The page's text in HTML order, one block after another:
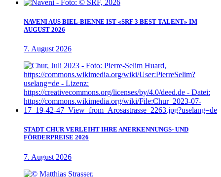
NAVENI AUS BIEL-BIENNE IST «SRF 3 BEST TALENT» IM
AUGUST 2026
7. August 2026
STADT CHUR VERLEIHT IHRE ANERKENNUNGS- UND
FÖRDERPREISE 2026
7. August 2026